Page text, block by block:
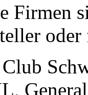
Firmen